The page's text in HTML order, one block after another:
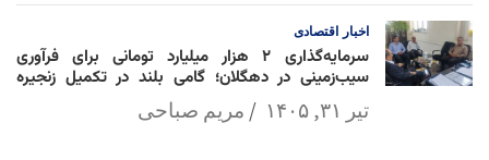
اخبار اقتصادی
سرمایه‌گذاری ۲ هزار میلیارد تومانی برای فرآوری
سیب‌زمینی در دهگلان؛ گامی بلند در تکمیل زنجیره
ارزش کشاورزیتیر ۳۱, ۱۴۰۵ مریم صباحی